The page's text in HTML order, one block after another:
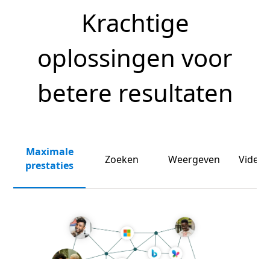
Krachtige
oplossingen voor
betere resultaten
Maximale
prestaties
Zoeken Weergeven Video